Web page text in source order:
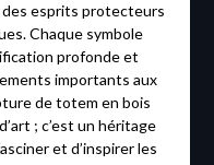
esprits protecteurs
Chaque symbole
profonde et
importants aux
de totem en bois
; c’est un héritage
et d’inspirer les